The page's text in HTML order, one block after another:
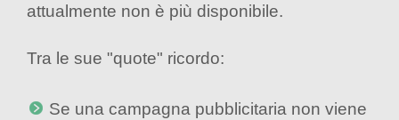
attualmente non è più disponibile.
Tra le sue "quote" ricordo:
Se una campagna pubblicitaria non viene